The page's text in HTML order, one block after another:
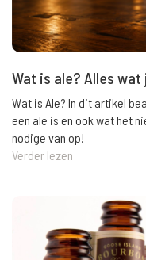
Wat is ale? Alles
Wat is Ale? In dit artikel
een ale is en ook wat het
nodige van op!
Verder lezen